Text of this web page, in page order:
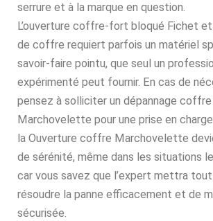
serrure et à la marque en question.
L’ouverture coffre-fort bloqué Fichet
de coffre requiert parfois un matériel
savoir-faire pointu, que seul un
expérimenté peut fournir. En cas de
pensez à solliciter un dépannage
Marchovelette pour une prise en
la Ouverture coffre Marchovelette
de sérénité, même dans les situations
car vous savez que l’expert mettra
résoudre la panne efficacement et de
sécurisée.